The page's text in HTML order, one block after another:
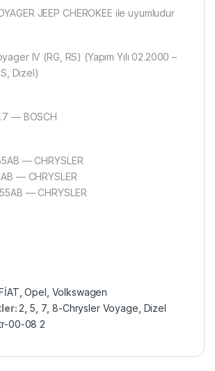
JEEP CHEROKEE ile uyumludur
IV (RG, RS) (Yapım Yılı 02.2000 –
Dizel)
— BOSCH
— CHRYSLER
— CHRYSLER
— CHRYSLER
,Opel Volkswagen
2 5 7 ,8-Chrysler Voyage Dizel
00-08 2